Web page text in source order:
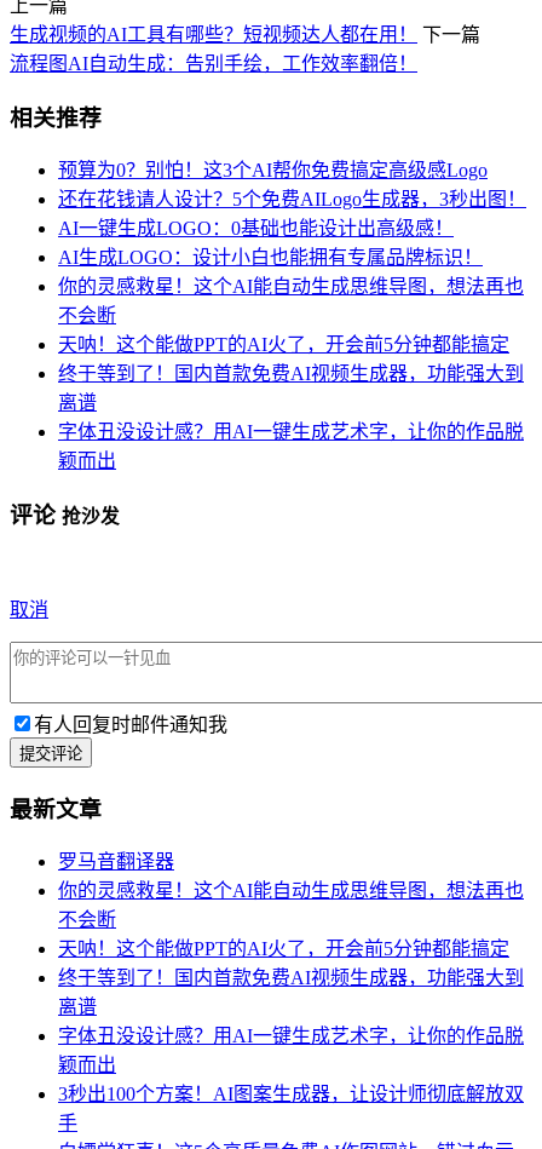
上一篇
生成视频的AI工具有哪些？短视频达人都在用！
下一篇
流程图AI自动生成：告别手绘，工作效率翻倍！
相关推荐
预算为0？别怕！这3个AI帮你免费搞定高级感Logo
还在花钱请人设计？5个免费AILogo生成器，3秒出图！
AI一键生成LOGO：0基础也能设计出高级感！
AI生成LOGO：设计小白也能拥有专属品牌标识！
你的灵感救星！这个AI能自动生成思维导图，想法再也
不会断
天呐！这个能做PPT的AI火了，开会前5分钟都能搞定
终于等到了！国内首款免费AI视频生成器，功能强大到
离谱
字体丑没设计感？用AI一键生成艺术字，让你的作品脱
颖而出
评论 抢沙发
取消
有人回复时邮件通知我
提交评论
最新文章
罗马音翻译器
你的灵感救星！这个AI能自动生成思维导图，想法再也
不会断
天呐！这个能做PPT的AI火了，开会前5分钟都能搞定
终于等到了！国内首款免费AI视频生成器，功能强大到
离谱
字体丑没设计感？用AI一键生成艺术字，让你的作品脱
颖而出
3秒出100个方案！AI图案生成器，让设计师彻底解放双
手